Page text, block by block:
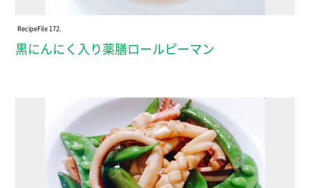
RecipeFile 172.
黒にんにく入り薬膳ロールピーマン